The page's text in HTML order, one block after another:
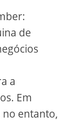
de
a
Em
entanto,